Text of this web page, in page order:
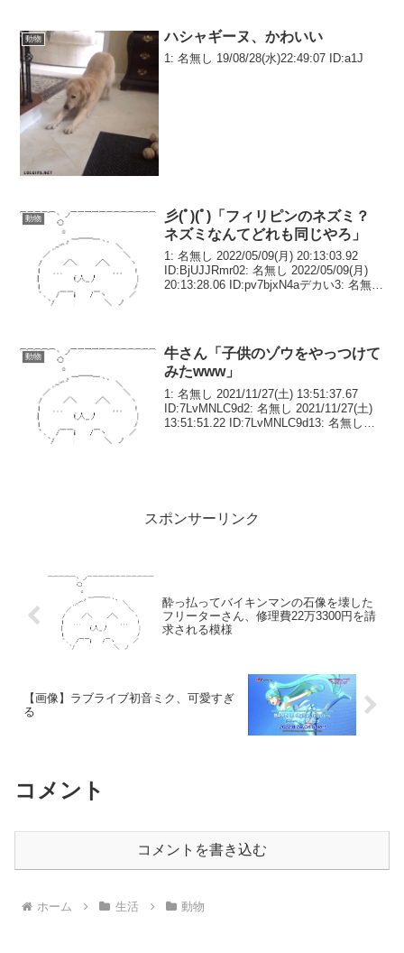
動物 ハシャギーヌ、かわいい
1: 名無し 19/08/28(水)22:49:07 ID:a1J
動物
彡(ﾟ)(ﾟ)「フィリピンのネズミ？
ネズミなんてどれも同じやろ」
1: 名無し 2022/05/09(月) 20:13:03.92
ID:BjUJJRmr02: 名無し 2022/05/09(月)
20:13:28.06 ID:pv7bjxN4aデカい3: 名無し
動物
牛さん「子供のゾウをやっつけて
みたwww」
1: 名無し 2021/11/27(土) 13:51:37.67
ID:7LvMNLC9d2: 名無し 2021/11/27(土)
13:51:51.22 ID:7LvMNLC9d13: 名無し
スポンサーリンク
酔っ払ってバイキンマンの石像を壊した
フリーターさん、修理費22万3300円を請
求される模様
【画像】ラブライブ初音ミク、可愛すぎ
る
コメント
コメントを書き込む
ホーム 生活 動物